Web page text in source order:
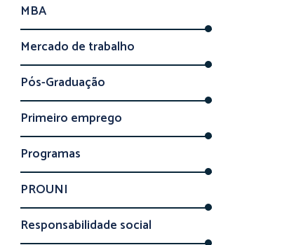
MBA
Mercado de trabalho
Pós-Graduação
Primeiro emprego
Programas
PROUNI
Responsabilidade social